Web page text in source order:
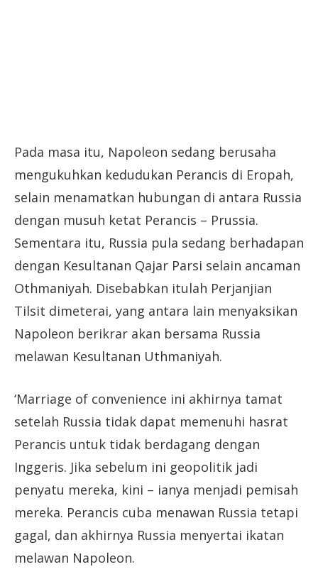
Pada masa itu, Napoleon sedang berusaha
mengukuhkan kedudukan Perancis di Eropah,
selain menamatkan hubungan di antara Russia
dengan musuh ketat Perancis – Prussia.
Sementara itu, Russia pula sedang berhadapan
dengan Kesultanan Qajar Parsi selain ancaman
Othmaniyah. Disebabkan itulah Perjanjian
Tilsit dimeterai, yang antara lain menyaksikan
Napoleon berikrar akan bersama Russia
melawan Kesultanan Uthmaniyah.
‘Marriage of convenience ini akhirnya tamat
setelah Russia tidak dapat memenuhi hasrat
Perancis untuk tidak berdagang dengan
Inggeris. Jika sebelum ini geopolitik jadi
penyatu mereka, kini – ianya menjadi pemisah
mereka. Perancis cuba menawan Russia tetapi
gagal, dan akhirnya Russia menyertai ikatan
melawan Napoleon.